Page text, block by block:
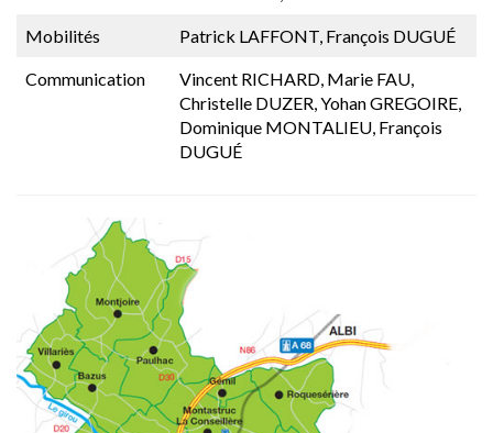
Mobilités Patrick LAFFONT, François DUGUÉ
Communication
Vincent RICHARD, Marie FAU,
Christelle DUZER, Yohan GREGOIRE,
Dominique MONTALIEU, François
DUGUÉ